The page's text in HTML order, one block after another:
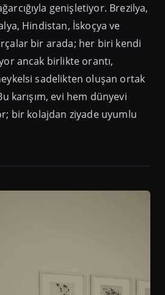
genişletiyor. Brezilya,
Hindistan, İskoçya ve
bir arada; her biri kendi
ancak birlikte orantı,
sadelikten oluşan ortak
karışım, evi hem dünyevi
bir kolajdan ziyade uyumlu